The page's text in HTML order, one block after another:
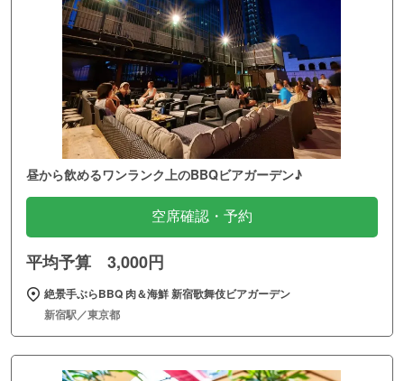
昼から飲めるワンランク上のBBQビアガーデン♪
空席確認・予約
平均予算 3,000円
絶景手ぶらBBQ 肉＆海鮮 新宿歌舞伎ビアガーデン
新宿駅／東京都